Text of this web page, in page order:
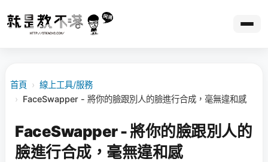
首頁 › 線上工具/服務
› FaceSwapper - 將你的臉跟別人的臉進行合成，毫無違和感
FaceSwapper - 將你的臉跟別人的
臉進行合成，毫無違和感